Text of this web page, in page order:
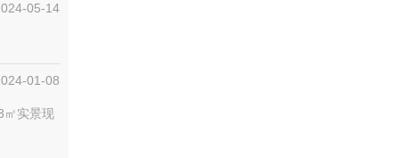
05-14
01-08
㎡实景现